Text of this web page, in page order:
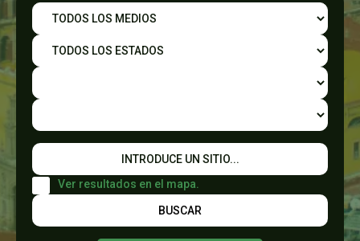
Ver resultados en el mapa.